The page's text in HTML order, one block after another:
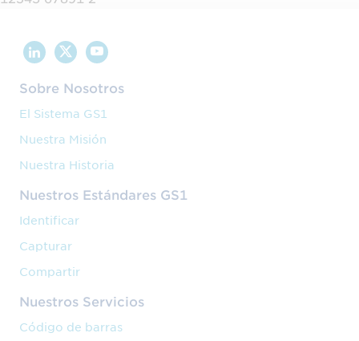
Sobre Nosotros
El Sistema GS1
Nuestra Misión
Nuestra Historia
Nuestros Estándares GS1
Identificar
Capturar
Compartir
Nuestros Servicios
Código de barras